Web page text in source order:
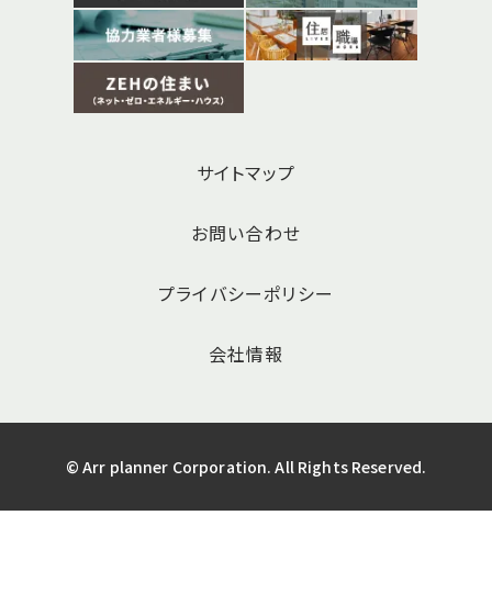
サイトマップ
お問い合わせ
プライバシーポリシー
会社情報
© Arr planner Corporation. All Rights Reserved.